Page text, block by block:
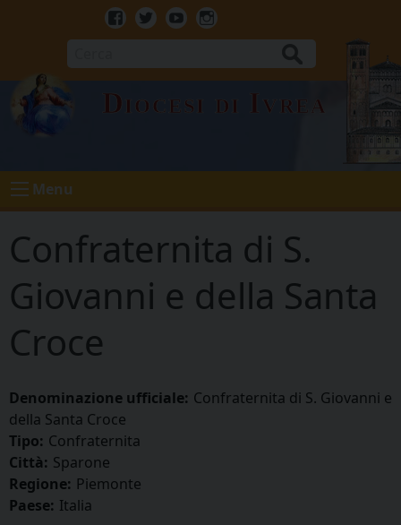
Facebook
TwitterYoutubeInstagram
Diocesi di Ivrea
Menu
Confraternita di S.
Giovanni e della Santa
Croce
Denominazione ufficiale: Confraternita di S. Giovanni e
della Santa Croce
Tipo: Confraternita
Città: Sparone
Regione: Piemonte
Paese: Italia